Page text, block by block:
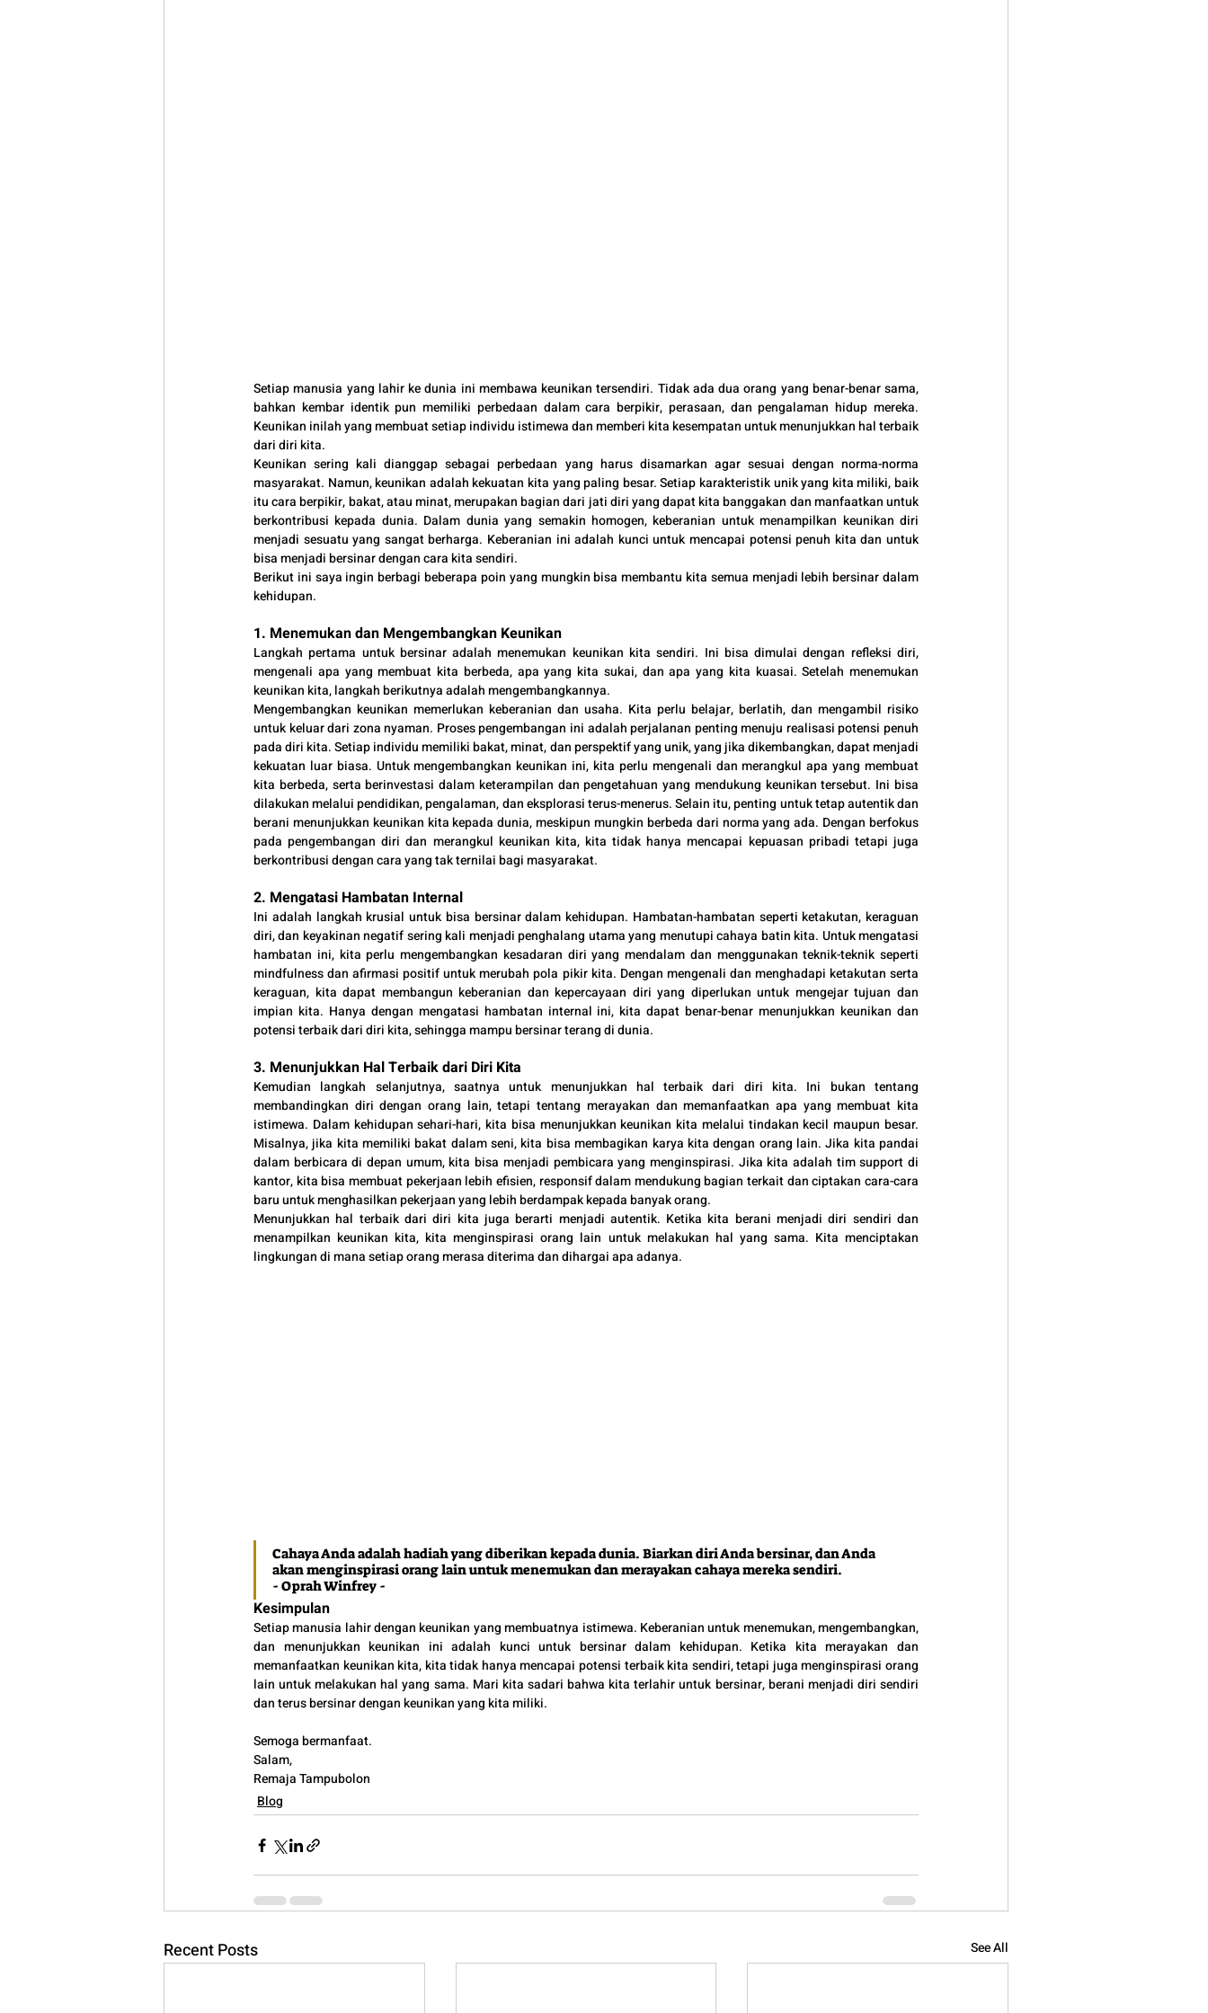
Setiap manusia yang lahir ke dunia ini membawa keunikan tersendiri. Tidak ada dua orang yang benar-benar sama,
bahkan kembar identik pun memiliki perbedaan dalam cara berpikir, perasaan, dan pengalaman hidup mereka.
Keunikan inilah yang membuat setiap individu istimewa dan memberi kita kesempatan untuk menunjukkan hal terbaik
dari diri kita.
Keunikan sering kali dianggap sebagai perbedaan yang harus disamarkan agar sesuai dengan norma-norma
masyarakat. Namun, keunikan adalah kekuatan kita yang paling besar. Setiap karakteristik unik yang kita miliki, baik
itu cara berpikir, bakat, atau minat, merupakan bagian dari jati diri yang dapat kita banggakan dan manfaatkan untuk
berkontribusi kepada dunia. Dalam dunia yang semakin homogen, keberanian untuk menampilkan keunikan diri
menjadi sesuatu yang sangat berharga. Keberanian ini adalah kunci untuk mencapai potensi penuh kita dan untuk
bisa menjadi bersinar dengan cara kita sendiri.
Berikut ini saya ingin berbagi beberapa poin yang mungkin bisa membantu kita semua menjadi lebih bersinar dalam
kehidupan.
1. Menemukan dan Mengembangkan Keunikan
Langkah pertama untuk bersinar adalah menemukan keunikan kita sendiri. Ini bisa dimulai dengan refleksi diri,
mengenali apa yang membuat kita berbeda, apa yang kita sukai, dan apa yang kita kuasai. Setelah menemukan
keunikan kita, langkah berikutnya adalah mengembangkannya.
Mengembangkan keunikan memerlukan keberanian dan usaha. Kita perlu belajar, berlatih, dan mengambil risiko
untuk keluar dari zona nyaman. Proses pengembangan ini adalah perjalanan penting menuju realisasi potensi penuh
pada diri kita. Setiap individu memiliki bakat, minat, dan perspektif yang unik, yang jika dikembangkan, dapat menjadi
kekuatan luar biasa. Untuk mengembangkan keunikan ini, kita perlu mengenali dan merangkul apa yang membuat
kita berbeda, serta berinvestasi dalam keterampilan dan pengetahuan yang mendukung keunikan tersebut. Ini bisa
dilakukan melalui pendidikan, pengalaman, dan eksplorasi terus-menerus. Selain itu, penting untuk tetap autentik dan
berani menunjukkan keunikan kita kepada dunia, meskipun mungkin berbeda dari norma yang ada. Dengan berfokus
pada pengembangan diri dan merangkul keunikan kita, kita tidak hanya mencapai kepuasan pribadi tetapi juga
berkontribusi dengan cara yang tak ternilai bagi masyarakat.
2. Mengatasi Hambatan Internal
Ini adalah langkah krusial untuk bisa bersinar dalam kehidupan. Hambatan-hambatan seperti ketakutan, keraguan
diri, dan keyakinan negatif sering kali menjadi penghalang utama yang menutupi cahaya batin kita. Untuk mengatasi
hambatan ini, kita perlu mengembangkan kesadaran diri yang mendalam dan menggunakan teknik-teknik seperti
mindfulness dan afirmasi positif untuk merubah pola pikir kita. Dengan mengenali dan menghadapi ketakutan serta
keraguan, kita dapat membangun keberanian dan kepercayaan diri yang diperlukan untuk mengejar tujuan dan
impian kita. Hanya dengan mengatasi hambatan internal ini, kita dapat benar-benar menunjukkan keunikan dan
potensi terbaik dari diri kita, sehingga mampu bersinar terang di dunia.
3. Menunjukkan Hal Terbaik dari Diri Kita
Kemudian langkah selanjutnya, saatnya untuk menunjukkan hal terbaik dari diri kita. Ini bukan tentang
membandingkan diri dengan orang lain, tetapi tentang merayakan dan memanfaatkan apa yang membuat kita
istimewa. Dalam kehidupan sehari-hari, kita bisa menunjukkan keunikan kita melalui tindakan kecil maupun besar.
Misalnya, jika kita memiliki bakat dalam seni, kita bisa membagikan karya kita dengan orang lain. Jika kita pandai
dalam berbicara di depan umum, kita bisa menjadi pembicara yang menginspirasi. Jika kita adalah tim support di
kantor, kita bisa membuat pekerjaan lebih efisien, responsif dalam mendukung bagian terkait dan ciptakan cara-cara
baru untuk menghasilkan pekerjaan yang lebih berdampak kepada banyak orang.
Menunjukkan hal terbaik dari diri kita juga berarti menjadi autentik. Ketika kita berani menjadi diri sendiri dan
menampilkan keunikan kita, kita menginspirasi orang lain untuk melakukan hal yang sama. Kita menciptakan
lingkungan di mana setiap orang merasa diterima dan dihargai apa adanya.
Cahaya Anda adalah hadiah yang diberikan kepada dunia. Biarkan diri Anda bersinar, dan Anda
akan menginspirasi orang lain untuk menemukan dan merayakan cahaya mereka sendiri.
- Oprah Winfrey -
Kesimpulan
Setiap manusia lahir dengan keunikan yang membuatnya istimewa. Keberanian untuk menemukan, mengembangkan,
dan menunjukkan keunikan ini adalah kunci untuk bersinar dalam kehidupan. Ketika kita merayakan dan
memanfaatkan keunikan kita, kita tidak hanya mencapai potensi terbaik kita sendiri, tetapi juga menginspirasi orang
lain untuk melakukan hal yang sama. Mari kita sadari bahwa kita terlahir untuk bersinar, berani menjadi diri sendiri
dan terus bersinar dengan keunikan yang kita miliki.
Semoga bermanfaat.
Salam,
Remaja Tampubolon
Blog
Recent Posts See All